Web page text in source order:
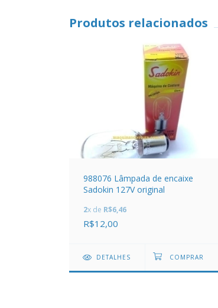
Produtos relacionados
988076 Lâmpada de encaixe
Sadokin 127V original
2x de R$6,46
R$12,00
DETALHES